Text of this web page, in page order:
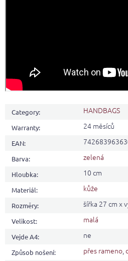
Category: HANDBAGS
Warranty: 24 měsíců
EAN:
Barva: zelená
Hloubka: 10 cm
Materiál: kůže
Rozměry: šířka 27 cm x
Velikost: malá
Vejde A4: ne
Způsob nošení: přes rameno